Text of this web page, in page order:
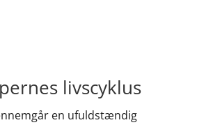
livscyklus
en ufuldstændig